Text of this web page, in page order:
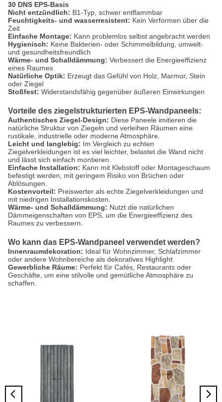
30 DNS EPS-Basis
Nicht entzündlich: B1-Typ, schwer entflammbar
Feuchtigkeits- und wasserresistent: Kein Verformen über die
Zeit
Einfache Montage: Kann problemlos selbst angebracht werden
Hygienisch: Keine Bakterien- oder Schimmelbildung, umwelt-
und gesundheitsfreundlich
Wärme- und Schalldämmung: Verbessert die Energieeffizienz
eines Raumes
Natürliche Optik: Erzeugt das Gefühl von Holz, Marmor, Stein
oder Ziegel
Stoßfest: Widerstandsfähig gegenüber äußeren Einwirkungen
Vorteile des ziegelstrukturierten EPS-Wandpaneels:
Authentisches Ziegel-Design: Diese Paneele imitieren die
natürliche Struktur von Ziegeln und verleihen Räumen eine
rustikale, industrielle oder moderne Atmosphäre.
Leicht und langlebig: Im Vergleich zu echten
Ziegelverkleidungen ist es viel leichter, belastet die Wand nicht
und lässt sich einfach montieren.
Einfache Installation: Kann mit Klebstoff oder Montageschaum
befestigt werden, mit geringem Risiko von Brüchen oder
Ablösungen.
Kostenvorteil: Preiswerter als echte Ziegelverkleidungen und
mit niedrigen Installationskosten.
Wärme- und Schalldämmung: Nutzt die natürlichen
Dämmeigenschaften von EPS, um die Energieeffizienz des
Raumes zu verbessern.
Wo kann das EPS-Wandpaneel verwendet werden?
Innenraumdekoration: Ideal für Wohnzimmer, Schlafzimmer
oder andere Wohnbereiche als dekoratives Highlight.
Gewerbliche Räume: Perfekt für Cafés, Restaurants oder
Geschäfte, um eine stilvolle und gemütliche Atmosphäre zu
schaffen.